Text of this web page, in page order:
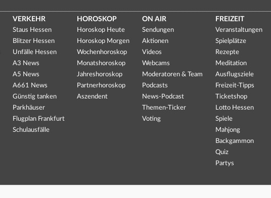
VERKEHR
Staus Hessen
Blitzer Hessen
Unfälle Hessen
A3 News
A5 News
A661 News
Günstig tanken
Parkhäuser
Flugplan Frankfurt
Schulausfälle
HOROSKOP
Horoskop Heute
Horoskop Morgen
Wochenhoroskop
Monatshoroskop
Jahreshoroskop
Partnerhoroskop
Aszendent
ON AIR
Sendungen
Aktionen
Videos
Webcams
Moderatoren & Team
Podcasts
News-Podcast
Themen-Ticker
Voting
FREIZEIT
Veranstaltungen
Spielplätze
Rezepte
Meditation
Ausflugsziele
Freizeit-Tipps
Ticketshop
Lotto Hessen
Spiele
Mahjong
Backgammon
Quiz
Partys